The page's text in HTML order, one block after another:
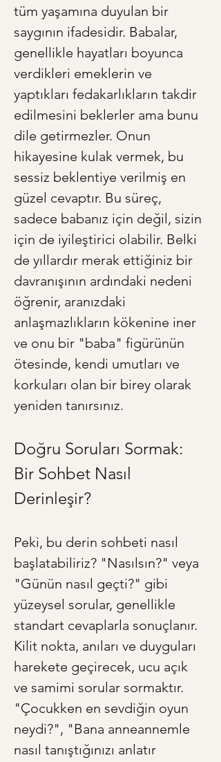
tüm yaşamına duyulan bir
saygının ifadesidir. Babalar,
genellikle hayatları boyunca
verdikleri emeklerin ve
yaptıkları fedakarlıkların takdir
edilmesini beklerler ama bunu
dile getirmezler. Onun
hikayesine kulak vermek, bu
sessiz beklentiye verilmiş en
güzel cevaptır. Bu süreç,
sadece babanız için değil, sizin
için de iyileştirici olabilir. Belki
de yıllardır merak ettiğiniz bir
davranışının ardındaki nedeni
öğrenir, aranızdaki
anlaşmazlıkların kökenine iner
ve onu bir "baba" figürünün
ötesinde, kendi umutları ve
korkuları olan bir birey olarak
yeniden tanırsınız.
Doğru Soruları Sormak:
Bir Sohbet Nasıl
Derinleşir?
Peki, bu derin sohbeti nasıl
başlatabiliriz? "Nasılsın?" veya
"Günün nasıl geçti?" gibi
yüzeysel sorular, genellikle
standart cevaplarla sonuçlanır.
Kilit nokta, anıları ve duyguları
harekete geçirecek, ucu açık
ve samimi sorular sormaktır.
"Çocukken en sevdiğin oyun
neydi?", "Bana anneannemle
nasıl tanıştığınızı anlatır